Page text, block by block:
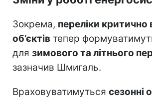
Зокрема, переліки
об’єктів тепер
для зимового та літнього
зазначив Шмигаль.
Враховуватимуться сезонні